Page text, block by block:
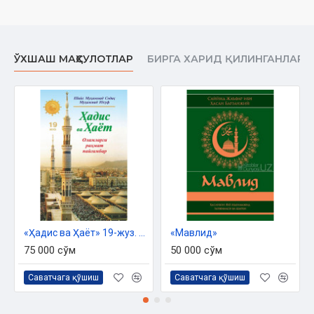
Расулуллоҳ соллаллоҳу алайҳи васалламнинг ғазотлари
Расулуллоҳ соллаллоҳу алайҳи васалламнинг элчилари
Расулуллоҳ соллаллоҳу алайҳи васалламнинг ҳажлари
Расулуллоҳ соллаллоҳу алайҳи васалламнинг сифатлари
Расулуллоҳ соллаллоҳу алайҳи васалламнинг исмлари
Расулуллоҳ соллаллоҳу алайҳи васалламнинг ахлоқлари
Расулуллоҳ соллаллоҳу алайҳи васалламнинг таомланишлари
Расулуллоҳ соллаллоҳу алайҳи васалламнинг либослари
Расулуллоҳ соллаллоҳу алайҳи васалламнинг ҳазиллари
Расулуллоҳ соллаллоҳу алайҳи васалламнинг завжалари
ЎХШАШ МАҲСУЛОТЛАР БИРГА ХАРИД ҚИЛИНГАНЛАР
75 000 сўм
Саватчага қўшиш
«Мавлид»
50 000 сўм
Саватчага қўшиш